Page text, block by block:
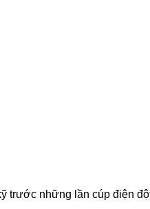
trước những lần cúp điện